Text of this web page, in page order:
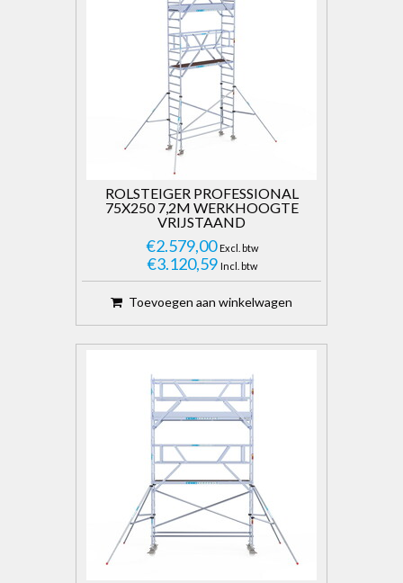
ROLSTEIGER PROFESSIONAL
75X250 7,2M WERKHOOGTE
VRIJSTAAND
€2.579,00 Excl. btw
€3.120,59 Incl. btw
Toevoegen aan winkelwagen